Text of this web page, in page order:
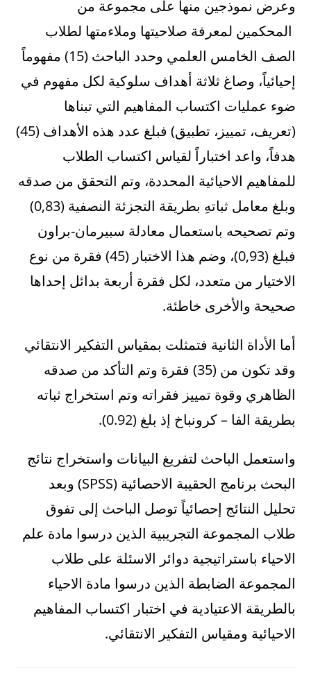
وعرض نموذجين منها على مجموعة من
المحكمين لمعرفة صلاحيتها وملاءمتها لطلاب
الصف الخامس العلمي وحدد الباحث (15) مفهوماً
إحيائياً، وصاغ ثلاثة أهداف سلوكية لكل مفهوم في
ضوء عمليات اكتساب المفاهيم التي تبناها
(تعريف، تمييز، تطبيق) فبلغ عدد هذه الأهداف (45)
هدفاً، واعد اختباراً لقياس اكتساب الطلاب
للمفاهيم الاحيائية المحددة، وتم التحقق من صدقه
وبلغ معامل ثباتهِ بطريقة التجزئة النصفية (0,83)
وتم تصحيحه باستعمال معادلة سبيرمان-براون
فبلغ (0,93)، وضم هذا الاختبار (45) فقرة من نوع
الاختيار من متعدد، لكل فقرة أربعة بدائل إحداها
صحيحة والأخرى خاطئة.
أما الأداة الثانية فتمثلت بمقياس التفكير الانتقائي
وقد تكون من (35) فقرة وتم التأكد من صدقه
الظاهري وقوة تمييز فقراته وتم استخراج ثباته
بطريقة الفا – كرونباخ إذ بلغ (0.92).
واستعمل الباحث لتفريغ البيانات واستخراج نتائج
البحث برنامج الحقيبة الاحصائية (SPSS) وبعد
تحليل النتائج إحصائياً توصل الباحث إلى تفوق
طلاب المجموعة التجريبية الذين درسوا مادة علم
الاحياء باستراتيجية دوائر الاسئلة على طلاب
المجموعة الضابطة الذين درسوا مادة الاحياء
بالطريقة الاعتيادية في اختبار اكتساب المفاهيم
الاحيائية ومقياس التفكير الانتقائي.